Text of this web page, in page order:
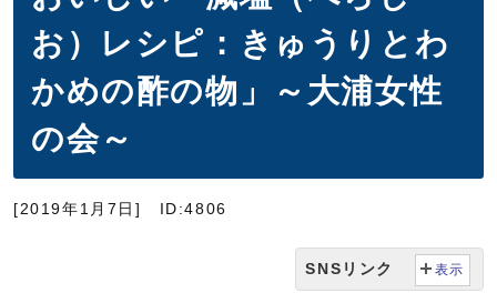
お）レシピ：きゅうりとわ
かめの酢の物」～大浦女性
の会～
[2019年1月7日] ID:4806
SNSリンク 表示